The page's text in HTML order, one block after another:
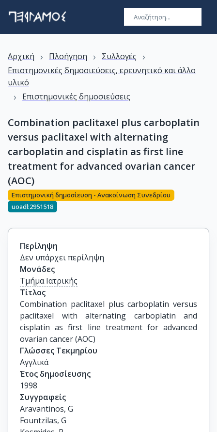
Αρχική › Πλοήγηση › Συλλογές ›
Επιστημονικές δημοσιεύσεις, ερευνητικό και άλλο
υλικό
› Επιστημονικές δημοσιεύσεις
Combination paclitaxel plus carboplatin
versus paclitaxel with alternating
carboplatin and cisplatin as first line
treatment for advanced ovarian cancer
(AOC)
Επιστημονική δημοσίευση - Ανακοίνωση Συνεδρίου
uoadl:2951518
Περίληψη
Δεν υπάρχει περίληψη
Μονάδες
Τμήμα Ιατρικής
Τίτλος
Combination paclitaxel plus carboplatin versus
paclitaxel with alternating carboplatin and
cisplatin as first line treatment for advanced
ovarian cancer (AOC)
Γλώσσες Τεκμηρίου
Αγγλικά
Έτος δημοσίευσης
1998
Συγγραφείς
Aravantinos, G
Fountzilas, G